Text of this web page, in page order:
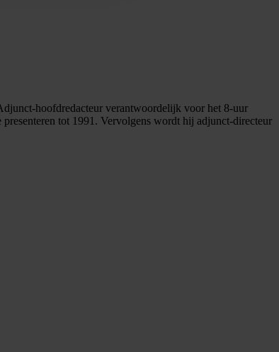
hoofdredacteur verantwoordelijk voor het 8-uur
tot 1991. Vervolgens wordt hij adjunct-directeur